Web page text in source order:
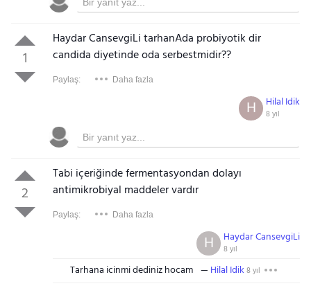
1
Haydar CansevgiLi tarhanAda probiyotik dir
candida diyetinde oda serbestmidir??
Paylaş: Daha fazla
Hilal Idik
8 yıl
H
2
Tabi içeriğinde fermentasyondan dolayı
antimikrobiyal maddeler vardır
Paylaş: Daha fazla
Haydar CansevgiLi
8 yıl
H
Tarhana icinmi dediniz hocam Hilal Idik 8 yıl